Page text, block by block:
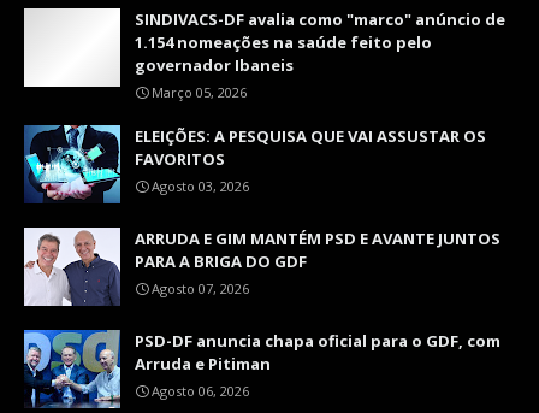
SINDIVACS-DF avalia como "marco" anúncio de
1.154 nomeações na saúde feito pelo
governador Ibaneis
Março 05, 2026
ELEIÇÕES: A PESQUISA QUE VAI ASSUSTAR OS
FAVORITOS
Agosto 03, 2026
ARRUDA E GIM MANTÉM PSD E AVANTE JUNTOS
PARA A BRIGA DO GDF
Agosto 07, 2026
PSD-DF anuncia chapa oficial para o GDF, com
Arruda e Pitiman
Agosto 06, 2026